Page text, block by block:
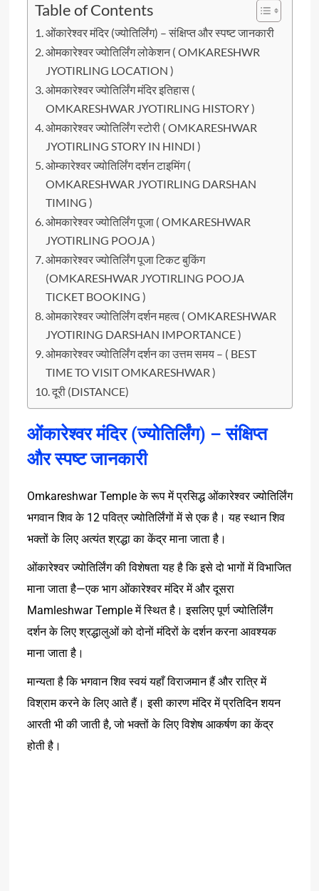
Table of Contents
ओंकारेश्वर मंदिर (ज्योतिर्लिंग) – संक्षिप्त और स्पष्ट जानकारी
ओमकारेश्वर ज्योतिर्लिंग लोकेशन ( OMKARESHWR
JYOTIRLING LOCATION )
ओमकारेश्वर ज्योतिर्लिंग मंदिर इतिहास (
OMKARESHWAR JYOTIRLING HISTORY )
ओमकारेश्वर ज्योतिर्लिंग स्टोरी ( OMKARESHWAR
JYOTIRLING STORY IN HINDI )
ओम्कारेश्वर ज्योतिर्लिंग दर्शन टाइमिंग (
OMKARESHWAR JYOTIRLING DARSHAN
TIMING )
ओमकारेश्वर ज्योतिर्लिंग पूजा ( OMKARESHWAR
JYOTIRLING POOJA )
ओमकारेश्वर ज्योतिर्लिंग पूजा टिकट बुकिंग
(OMKARESHWAR JYOTIRLING POOJA
TICKET BOOKING )
ओमकारेश्वर ज्योतिर्लिंग दर्शन महत्व ( OMKARESHWAR
JYOTIRING DARSHAN IMPORTANCE )
ओमकारेश्वर ज्योतिर्लिंग दर्शन का उत्तम समय – ( BEST
TIME TO VISIT OMKARESHWAR )
दूरी (DISTANCE)
ओंकारेश्वर मंदिर (ज्योतिर्लिंग) – संक्षिप्त
और स्पष्ट जानकारी
Omkareshwar Temple के रूप में प्रसिद्ध ओंकारेश्वर ज्योतिर्लिंग
भगवान शिव के12पवित्र ज्योतिर्लिंगों में से एक है। यह स्थान शिव
भक्तों के लिए अत्यंत श्रद्धा का केंद्र माना जाता है।
ओंकारेश्वर ज्योतिर्लिंग की विशेषता यह है कि इसे दो भागों में विभाजित
माना जाता है—एक भाग ओंकारेश्वर मंदिर में और दूसरा
Mamleshwar Temple में स्थित है। इसलिए पूर्ण ज्योतिर्लिंग
दर्शन के लिए श्रद्धालुओं को दोनों मंदिरों के दर्शन करना आवश्यक
माना जाता है।
मान्यता है कि भगवान शिव स्वयं यहाँ विराजमान हैं और रात्रि में
विश्राम करने के लिए आते हैं। इसी कारण मंदिर में प्रतिदिन शयन
आरती भी की जाती है,जो भक्तों के लिए विशेष आकर्षण का केंद्र
होती है।